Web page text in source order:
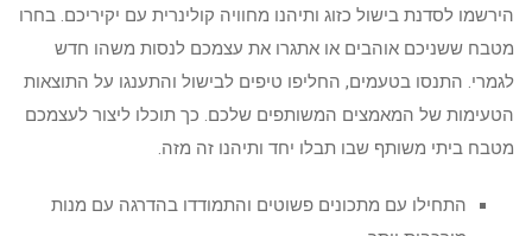
הירשמו לסדנת בישול כזוג ותיהנו מחוויה קולינרית עם יקיריכם. בחרו
מטבח ששניכם אוהבים או אתגרו את עצמכם לנסות משהו חדש
לגמרי. התנסו בטעמים, החליפו טיפים לבישול והתענגו על התוצאות
הטעימות של המאמצים המשותפים שלכם. כך תוכלו ליצור לעצמכם
מטבח ביתי משותף שבו תבלו יחד ותיהנו זה מזה.
התחילו עם מתכונים פשוטים והתמודדו בהדרגה עם מנות